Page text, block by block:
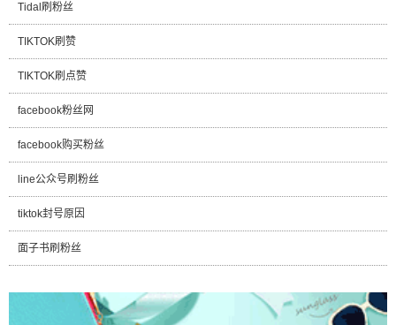
Tidal刷粉丝
TIKTOK刷赞
TIKTOK刷点赞
facebook粉丝网
facebook购买粉丝
line公众号刷粉丝
tiktok封号原因
面子书刷粉丝